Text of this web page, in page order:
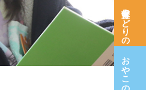
保育室みどりの木
おやこの広場